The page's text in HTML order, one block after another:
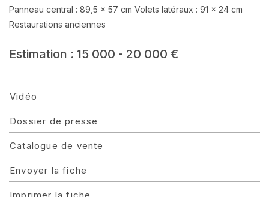
Panneau central : 89,5 x 57 cm Volets latéraux : 91 x 24 cm
Restaurations anciennes
Estimation : 15 000 - 20 000 €
Vidéo
Dossier de presse
Catalogue de vente
Envoyer la fiche